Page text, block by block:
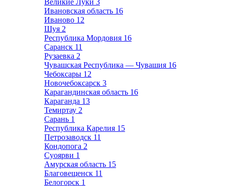
Великие Луки 3
Ивановская область 16
Иваново 12
Шуя 2
Республика Мордовия 16
Саранск 11
Рузаевка 2
Чувашская Республика — Чувашия 16
Чебоксары 12
Новочебоксарск 3
Карагандинская область 16
Караганда 13
Темиртау 2
Сарань 1
Республика Карелия 15
Петрозаводск 11
Кондопога 2
Суоярви 1
Амурская область 15
Благовещенск 11
Белогорск 1